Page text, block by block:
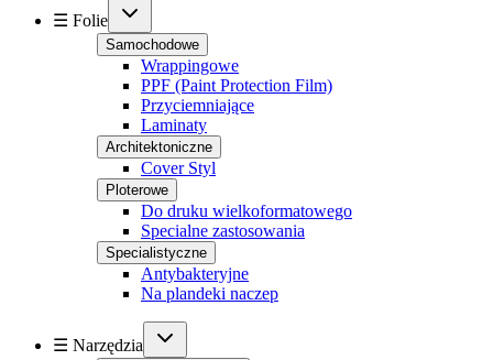
☰ Folie
Samochodowe
Wrappingowe
PPF (Paint Protection Film)
Przyciemniające
Laminaty
Architektoniczne
Cover Styl
Ploterowe
Do druku wielkoformatowego
Specialne zastosowania
Specialistyczne
Antybakteryjne
Na plandeki naczep
☰ Narzędzia